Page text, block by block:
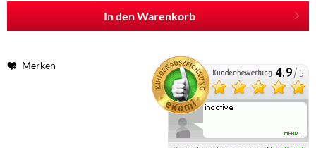
In den Warenkorb
Merken